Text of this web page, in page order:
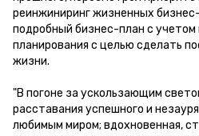
реинжиниринг жизненных
подробный бизнес-план с учетом
планирования с целью сделать
жизни.
"В погоне за ускользающим
расставания успешного и
любимым миром; вдохновенная,